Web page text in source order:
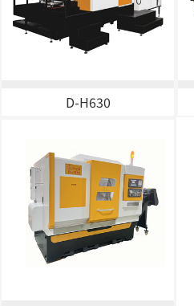
D-H630